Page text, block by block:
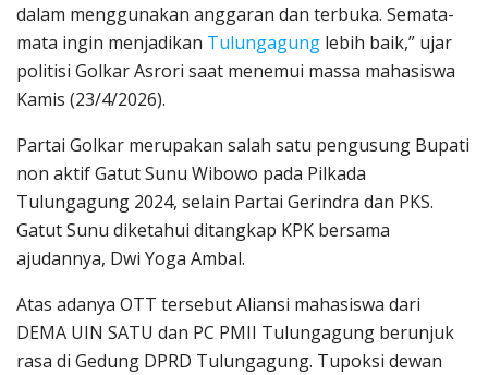
dalam menggunakan anggaran dan terbuka. Semata-
mata ingin menjadikan Tulungagung lebih baik,” ujar
politisi Golkar Asrori saat menemui massa mahasiswa
Kamis (23/4/2026).
Partai Golkar merupakan salah satu pengusung Bupati
non aktif Gatut Sunu Wibowo pada Pilkada
Tulungagung 2024, selain Partai Gerindra dan PKS.
Gatut Sunu diketahui ditangkap KPK bersama
ajudannya, Dwi Yoga Ambal.
Atas adanya OTT tersebut Aliansi mahasiswa dari
DEMA UIN SATU dan PC PMII Tulungagung berunjuk
rasa di Gedung DPRD Tulungagung. Tupoksi dewan